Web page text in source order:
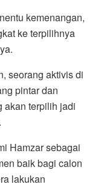
kemenangan,
ke terpilihnya
seorang aktivis di
pintar dan
akan terpilih jadi
Hamzar sebagai
baik bagi calon
lakukan